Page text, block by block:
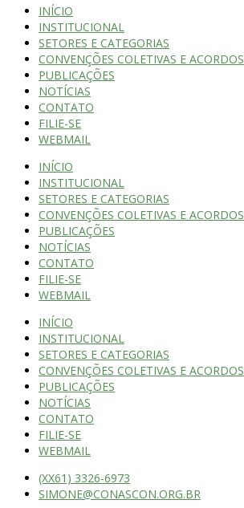
INÍCIO
INSTITUCIONAL
SETORES E CATEGORIAS
CONVENÇÕES COLETIVAS E ACORDOS
PUBLICAÇÕES
NOTÍCIAS
CONTATO
FILIE-SE
WEBMAIL
INÍCIO
INSTITUCIONAL
SETORES E CATEGORIAS
CONVENÇÕES COLETIVAS E ACORDOS
PUBLICAÇÕES
NOTÍCIAS
CONTATO
FILIE-SE
WEBMAIL
INÍCIO
INSTITUCIONAL
SETORES E CATEGORIAS
CONVENÇÕES COLETIVAS E ACORDOS
PUBLICAÇÕES
NOTÍCIAS
CONTATO
FILIE-SE
WEBMAIL
(XX61) 3326-6973
SIMONE@CONASCON.ORG.BR